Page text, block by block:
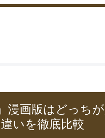
漫画版はどっち
いを徹底比較